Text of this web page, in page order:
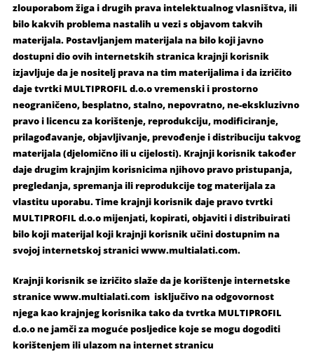
zlouporabom žiga i drugih prava intelektualnog vlasništva, ili
bilo kakvih problema nastalih u vezi s objavom takvih
materijala. Postavljanjem materijala na bilo koji javno
dostupni dio ovih internetskih stranica krajnji korisnik
izjavljuje da je nositelj prava na tim materijalima i da izričito
daje tvrtki MULTIPROFIL d.o.o vremenski i prostorno
neograničeno, besplatno, stalno, nepovratno, ne-ekskluzivno
pravo i licencu za korištenje, reprodukciju, modificiranje,
prilagođavanje, objavljivanje, prevođenje i distribuciju takvog
materijala (djelomično ili u cijelosti). Krajnji korisnik također
daje drugim krajnjim korisnicima njihovo pravo pristupanja,
pregledanja, spremanja ili reprodukcije tog materijala za
vlastitu uporabu. Time krajnji korisnik daje pravo tvrtki
MULTIPROFIL d.o.o mijenjati, kopirati, objaviti i distribuirati
bilo koji materijal koji krajnji korisnik učini dostupnim na
svojoj internetskoj stranici www.multialati.com.
Krajnji korisnik se izričito slaže da je korištenje internetske
stranice www.multialati.com isključivo na odgovornost
njega kao krajnjeg korisnika tako da tvrtka MULTIPROFIL
d.o.o ne jamči za moguće posljedice koje se mogu dogoditi
korištenjem ili ulazom na internet stranicu